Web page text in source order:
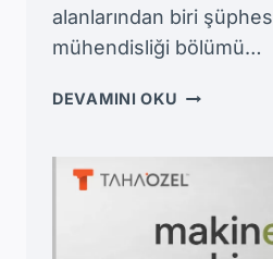
alanlarından biri
mühendisliği bölümü…
DEVAMINI OKU MAKINE
KILAVUZU:
DÖNEM
MÜFREDAT